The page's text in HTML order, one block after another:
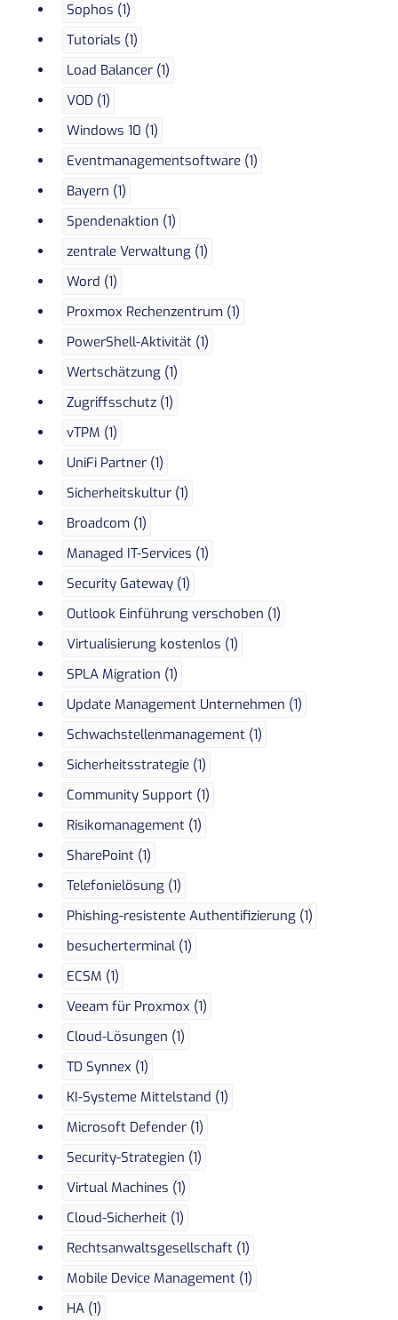
Sophos (1)
Tutorials (1)
Load Balancer (1)
VOD (1)
Windows 10 (1)
Eventmanagementsoftware (1)
Bayern (1)
Spendenaktion (1)
zentrale Verwaltung (1)
Word (1)
Proxmox Rechenzentrum (1)
PowerShell-Aktivität (1)
Wertschätzung (1)
Zugriffsschutz (1)
vTPM (1)
UniFi Partner (1)
Sicherheitskultur (1)
Broadcom (1)
Managed IT-Services (1)
Security Gateway (1)
Outlook Einführung verschoben (1)
Virtualisierung kostenlos (1)
SPLA Migration (1)
Update Management Unternehmen (1)
Schwachstellenmanagement (1)
Sicherheitsstrategie (1)
Community Support (1)
Risikomanagement (1)
SharePoint (1)
Telefonielösung (1)
Phishing-resistente Authentifizierung (1)
besucherterminal (1)
ECSM (1)
Veeam für Proxmox (1)
Cloud-Lösungen (1)
TD Synnex (1)
KI-Systeme Mittelstand (1)
Microsoft Defender (1)
Security-Strategien (1)
Virtual Machines (1)
Cloud-Sicherheit (1)
Rechtsanwaltsgesellschaft (1)
Mobile Device Management (1)
HA (1)